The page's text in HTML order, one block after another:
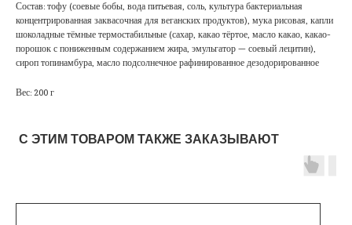
Состав: тофу (соевые бобы, вода питьевая, соль, культура бактериальная
концентрированная заквасочная для веганских продуктов), мука рисовая, капли
шоколадные тёмные термостабильные (сахар, какао тёртое, масло какао, какао-
порошок с пониженным содержанием жира, эмульгатор — соевый лецитин),
сироп топинамбура, масло подсолнечное рафинированное дезодорированное
Вес: 200 г
С ЭТИМ ТОВАРОМ ТАКЖЕ ЗАКАЗЫВАЮТ